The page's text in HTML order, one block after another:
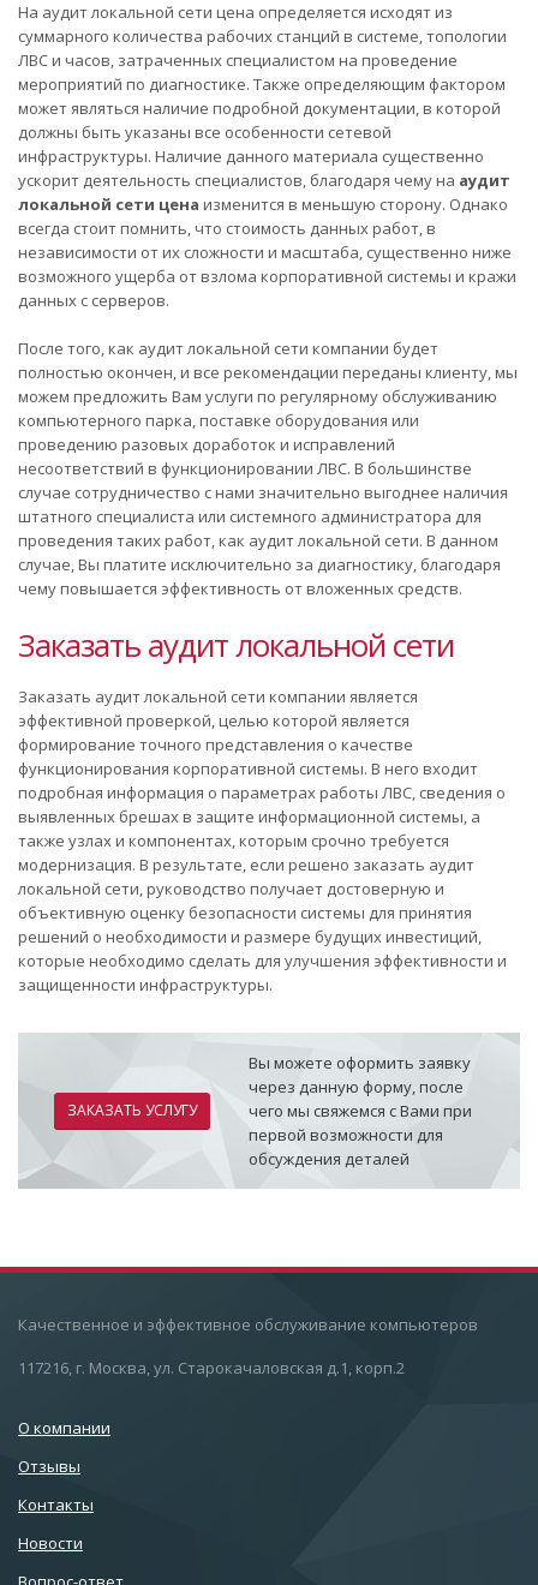
На аудит локальной сети цена определяется исходят из
суммарного количества рабочих станций в системе, топологии
ЛВС и часов, затраченных специалистом на проведение
мероприятий по диагностике. Также определяющим фактором
может являться наличие подробной документации, в которой
должны быть указаны все особенности сетевой
инфраструктуры. Наличие данного материала существенно
ускорит деятельность специалистов, благодаря чему на аудит
локальной сети цена изменится в меньшую сторону. Однако
всегда стоит помнить, что стоимость данных работ, в
независимости от их сложности и масштаба, существенно ниже
возможного ущерба от взлома корпоративной системы и кражи
данных с серверов.
После того, как аудит локальной сети компании будет
полностью окончен, и все рекомендации переданы клиенту, мы
можем предложить Вам услуги по регулярному обслуживанию
компьютерного парка, поставке оборудования или
проведению разовых доработок и исправлений
несоответствий в функционировании ЛВС. В большинстве
случае сотрудничество с нами значительно выгоднее наличия
штатного специалиста или системного администратора для
проведения таких работ, как аудит локальной сети. В данном
случае, Вы платите исключительно за диагностику, благодаря
чему повышается эффективность от вложенных средств.
Заказать аудит локальной сети
Заказать аудит локальной сети компании является
эффективной проверкой, целью которой является
формирование точного представления о качестве
функционирования корпоративной системы. В него входит
подробная информация о параметрах работы ЛВС, сведения о
выявленных брешах в защите информационной системы, а
также узлах и компонентах, которым срочно требуется
модернизация. В результате, если решено заказать аудит
локальной сети, руководство получает достоверную и
объективную оценку безопасности системы для принятия
решений о необходимости и размере будущих инвестиций,
которые необходимо сделать для улучшения эффективности и
защищенности инфраструктуры.
ЗАКАЗАТЬ УСЛУГУ
Вы можете оформить заявку
через данную форму, после
чего мы свяжемся с Вами при
первой возможности для
обсуждения деталей
Качественное и эффективное обслуживание компьютеров
117216, г. Москва, ул. Старокачаловская д.1, корп.2
О компании
Отзывы
Контакты
Новости